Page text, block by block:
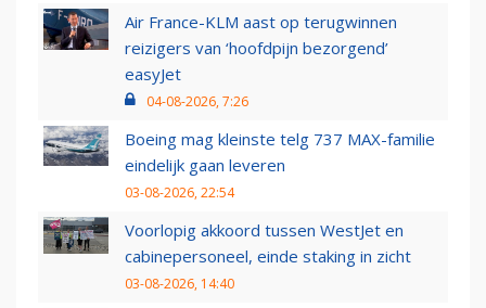
Air France-KLM aast op terugwinnen
reizigers van ‘hoofdpijn bezorgend’
easyJet
04-08-2026, 7:26
Boeing mag kleinste telg 737 MAX-familie
eindelijk gaan leveren
03-08-2026, 22:54
Voorlopig akkoord tussen WestJet en
cabinepersoneel, einde staking in zicht
03-08-2026, 14:40